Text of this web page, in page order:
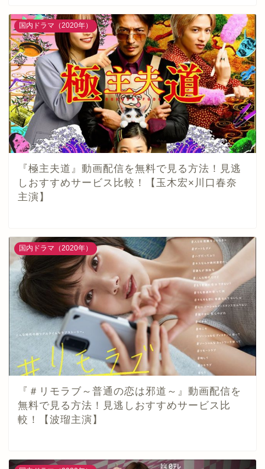
国内ドラマ（2020年）
『極主夫道』動画配信を無料で見る方法！見逃
しおすすめサービス比較！【玉木宏×川口春奈
主演】
国内ドラマ（2020年）
『＃リモラブ～普通の恋は邪道～』動画配信を
無料で見る方法！見逃しおすすめサービス比
較！【波瑠主演】